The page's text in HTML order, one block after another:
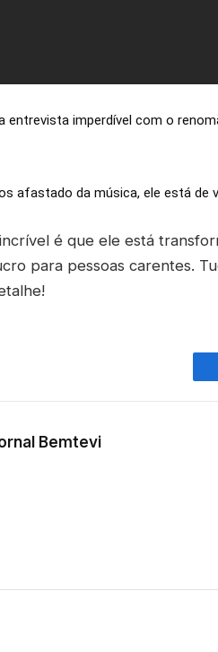
entrevista imperdível com o
afastado da música, ele está
é que ele está
para pessoas carentes.
Bemtevi